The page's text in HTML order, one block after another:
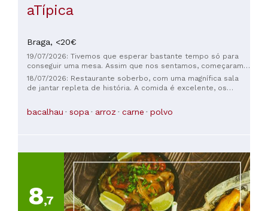
aTípica
Braga, <20€
19/07/2026: Tivemos que esperar bastante tempo só para
conseguir uma mesa. Assim que nos sentamos, começaram a
limpar outras mesas e a atender outros clientes que
chegaram depois de nós. Serviço péssimo.
18/07/2026: Restaurante soberbo, com uma magnífica sala
de jantar repleta de história. A comida é excelente, os
simpático e a cozinha é verdadeiramente soberba. Uma
visita obrigatória se estiver em Braga.
bacalhau sopa arroz carne polvo
8,7